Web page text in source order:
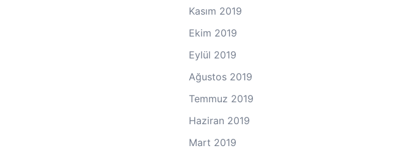
Kasım 2019
Ekim 2019
Eylül 2019
Ağustos 2019
Temmuz 2019
Haziran 2019
Mart 2019